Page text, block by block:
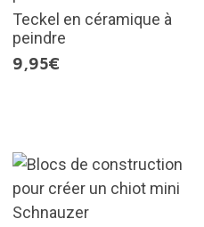
Teckel en céramique à
peindre
9,95€